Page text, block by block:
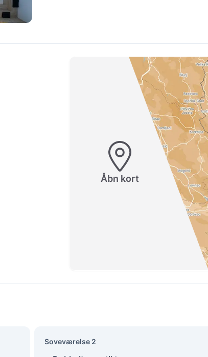
Åbn kort
Soveværelse 2